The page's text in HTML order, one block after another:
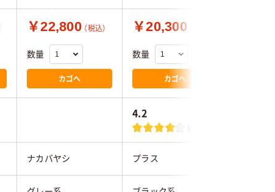
￥22,800 （税込）
数量
カゴへ
￥20,300
数量
カゴへ
4.2
(8)
ナカバヤシ プラス